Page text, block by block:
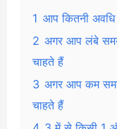
1 आप कितनी
2 अगर आप लंबे
चाहते हैं
3 अगर आप कम
चाहते हैं